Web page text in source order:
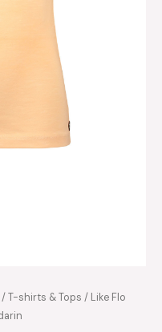
/T-shirts & Tops / Like Flo